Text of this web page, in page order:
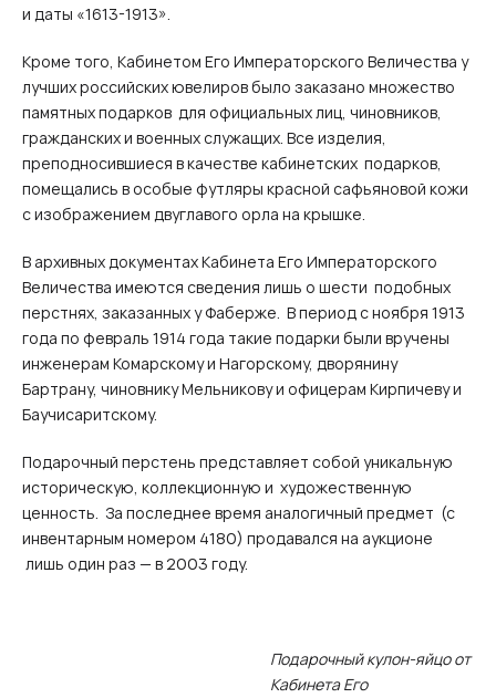
и даты «1613-1913».
Кроме того, Кабинетом Его Императорского Величества у
лучших российских ювелиров было заказано множество
памятных подарков для официальных лиц, чиновников,
гражданских и военных служащих. Все изделия,
преподносившиеся в качестве кабинетских подарков,
помещались в особые футляры красной сафьяновой кожи
с изображением двуглавого орла на крышке.
В архивных документах Кабинета Его Императорского
Величества имеются сведения лишь о шести подобных
перстнях, заказанных у Фаберже. В период с ноября 1913
года по февраль 1914 года такие подарки были вручены
инженерам Комарскому и Нагорскому, дворянину
Бартрану, чиновнику Мельникову и офицерам Кирпичеву и
Баучисаритскому.
Подарочный перстень представляет собой уникальную
историческую, коллекционную и художественную
ценность. За последнее время аналогичный предмет (с
инвентарным номером 4180) продавался на аукционе
лишь один раз — в 2003 году.
Подарочный кулон-яйцо от
Кабинета Его